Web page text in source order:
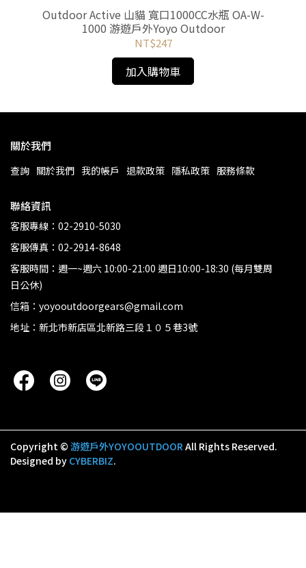
Outdoor Active 山貓 寬口1000CC水瓶 OA-W-
1000 游遊戶外Yoyo Outdoor
NT$247
加入購物車
關於我們
查詢 關於我們 我的帳戶 退款政策 隱私政策 服務條款
聯絡資訊
客服專線：02-2910-5030
客服傳真：02-2914-8648
客服時間：週一~週六 10:00-21:00 週日10:00-18:30 (每月雙周
日公休)
信箱：yoyooutdoorgears@gmail.com
地址：新北市新店區北新路三段１０５巷3號
Copyright © 游遊戶外YOYOOUTDOORAll Rights Reserved.
Designed by CYBERBIZ.